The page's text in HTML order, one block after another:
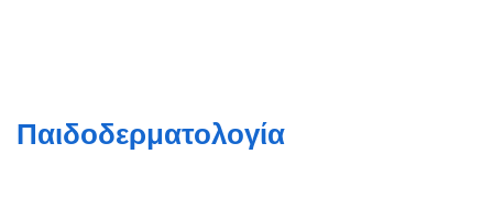
Παιδοδερματολογία